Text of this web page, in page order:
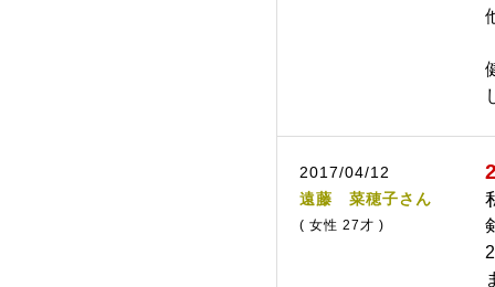
2017/04/12
遠藤 菜穂子さん
( 女性 27才 )